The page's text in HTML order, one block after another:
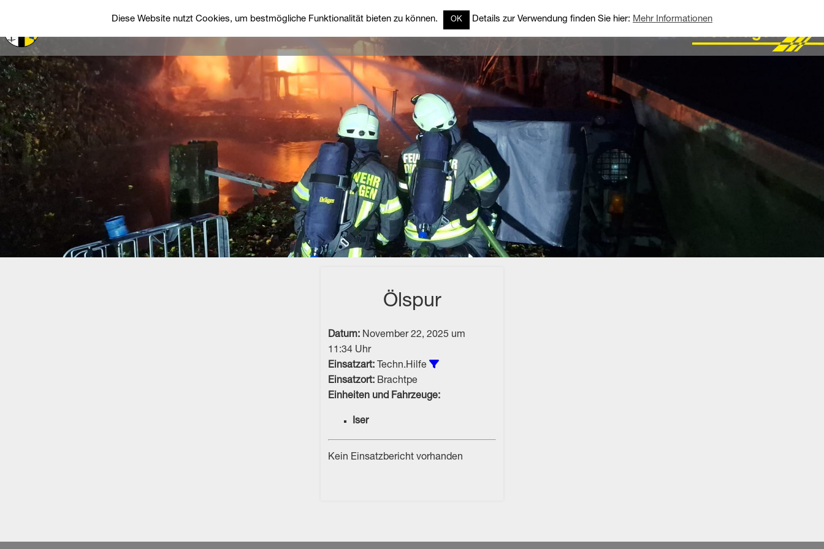
Startseite Über uns Einsätze Fahrzeuge
Ölspur
Datum:November 22, 2025 um
11:34 Uhr
Einsatzart:Techn.Hilfe
Alle Einsätze vom Typ Techn.Hilfe anzeigen
Einsatzort:Brachtpe
Einheiten und Fahrzeuge:
Iser
Kein Einsatzbericht vorhanden
Diese Website nutzt Cookies, um bestmögliche Funktionalität bieten zu können. OK Details zur Verwendung finden Sie hier: Mehr Informationen